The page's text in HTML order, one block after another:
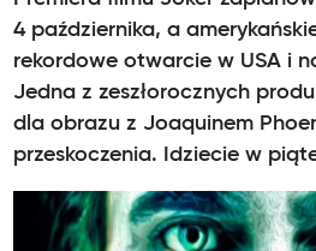
4 października, a
rekordowe otwarcie w USA i
Jedna z zeszłorocznych
dla obrazu z Joaquinem
przeskoczenia. Idziecie w